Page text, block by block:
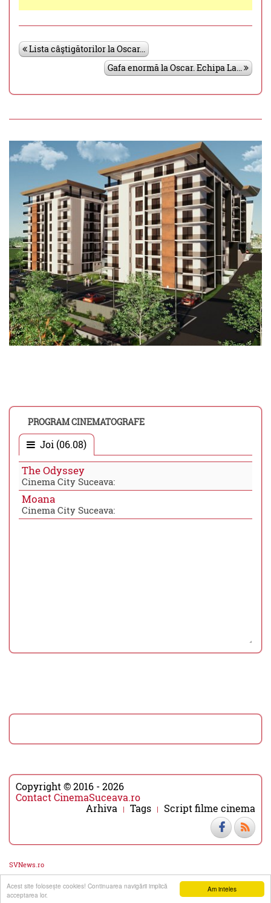
Am inteles
Acest site foloseşte cookies! Continuarea navigării implică
acceptarea lor.
Lista câştigătorilor la Oscar...
Gafa enormă la Oscar. Echipa La...
PROGRAM CINEMATOGRAFE
Joi (06.08)
The Odyssey
Cinema City Suceava:
Moana
Cinema City Suceava:
Copyright © 2016 - 2026
Contact CinemaSuceava.ro
Arhiva
Tags Script filme cinema
SVNews.ro
▼